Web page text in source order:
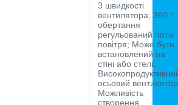
3 швидкості
вентилятора; 360 °
обертання
регульований потік
повітря; Може бути
встановлений на
стіні або стелі;
осьовий
Можливість
створення